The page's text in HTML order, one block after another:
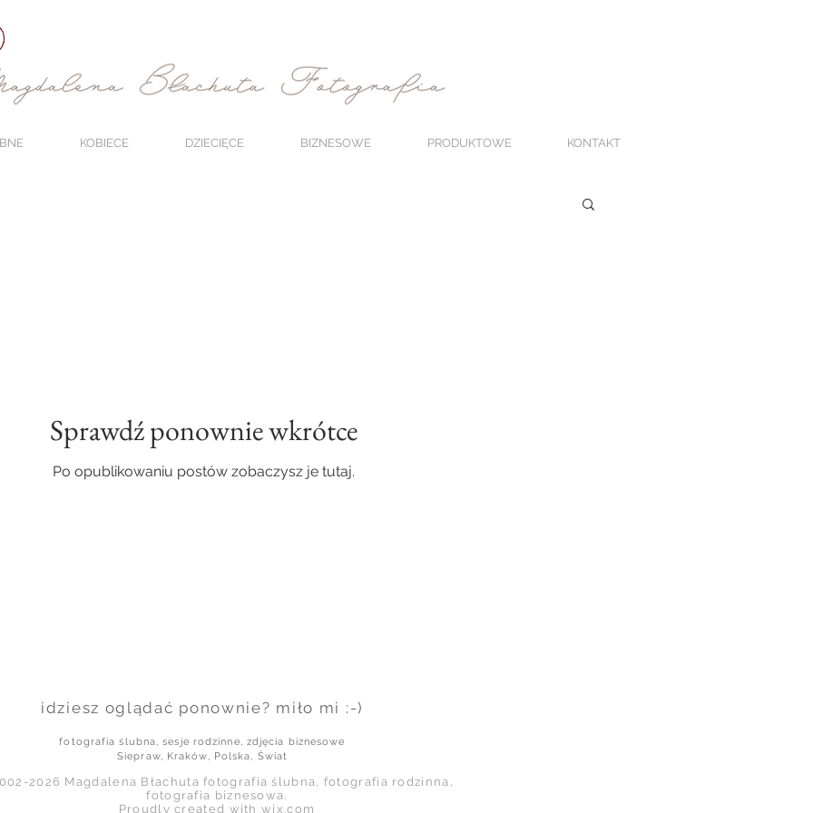
KOBIECE DZIECIĘCE BIZNESOWE PRODUKTOWE KONTAKT
Sprawdź ponownie wkrótce
Po opublikowaniu postów zobaczysz je tutaj.
idziesz oglądać ponownie? miło mi :-)
fotografia ślubna, sesje rodzinne, zdjęcia biznesowe
Siepraw, Kraków, Polska, Świat
2026 Magdalena Błachuta fotografia ślubna, fotografia rodzinna,
fotografia biznesowa.
Proudly created withwix.com